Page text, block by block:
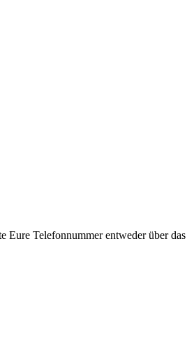
Eure Telefonnummer entweder über